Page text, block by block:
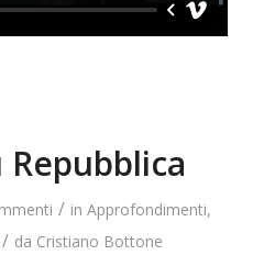
/ inApprofondimenti,
/ da Cristiano Bottone